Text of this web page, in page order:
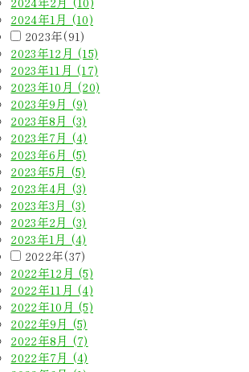
2024年1月 (10)
2023年(91)
2023年12月 (15)
2023年11月 (17)
2023年10月 (20)
2023年9月 (9)
2023年8月 (3)
2023年7月 (4)
2023年6月 (5)
2023年5月 (5)
2023年4月 (3)
2023年3月 (3)
2023年2月 (3)
2023年1月 (4)
2022年(37)
2022年12月 (5)
2022年11月 (4)
2022年10月 (5)
2022年9月 (5)
2022年8月 (7)
2022年7月 (4)